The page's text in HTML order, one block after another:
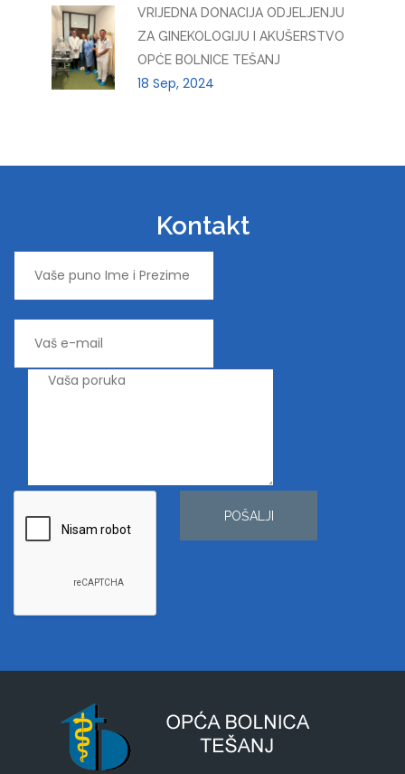
VRIJEDNA DONACIJA ODJELJENJU
ZA GINEKOLOGIJU I AKUŠERSTVO
OPĆE BOLNICE TEŠANJ
18 Sep, 2024
Kontakt
POŠALJI